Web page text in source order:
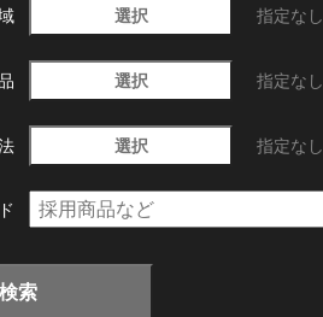
選択 指定なし
選択 指定なし
選択 指定なし
索